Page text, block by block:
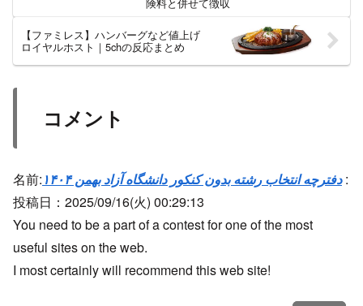
【ファミレス】ハンバーグなど値上げ
ロイヤルホスト｜5chの反応まとめ
コメント
名前: دفترچه انتخاب رشته بدون کنکور دانشگاه آزاد بهمن ۱۴۰۴:
投稿日：2025/09/16(火) 00:29:13
You need to be a part of a contest for one of the most
useful sites on the web.
I most certainly will recommend this web site!